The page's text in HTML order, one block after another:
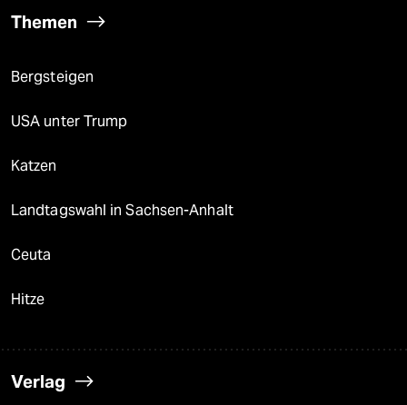
Themen
Bergsteigen
USA unter Trump
Katzen
Landtagswahl in Sachsen-Anhalt
Ceuta
Hitze
Verlag